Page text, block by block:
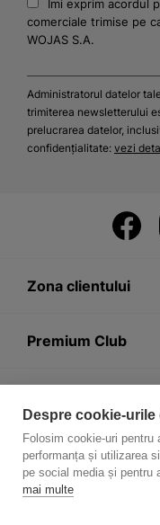
Îmi exprim acordul
comerciale trimise pe
WOJAS S.A.
Administratorul datelor
trimiterea newsletterului
prelucrarea datelor,
confidențialitate: vezi
Zona clientului
Premium Club
Despre firmă
Despre cookie-
Folosim cookie-uri
performanța și utilizarea
pe social media și pentru
mai multe